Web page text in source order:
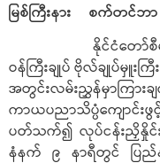
မြစ်ကြီးနား စက်တင်ဘာ
နိုင်ငံတော်စီ
ဝန်ကြီးချုပ် ဗိုလ်ချုပ်မှူးက
အတွင်းလမ်းညွှန်မှာကြ
ကာယပညာသိပ္ပံကျောင်း
ပတ်သက်၍ လုပ်ငန်းညှိနှိုင်
နံနက် ၉ နာရီတွင် ပြည်